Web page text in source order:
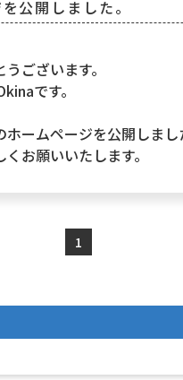
公開しました。
ございます。
です。
ームページを公開しまし
お願いいたします。
1